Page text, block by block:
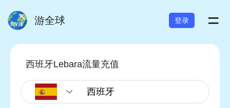
游全球 登录 =
西班牙Lebara流量充值